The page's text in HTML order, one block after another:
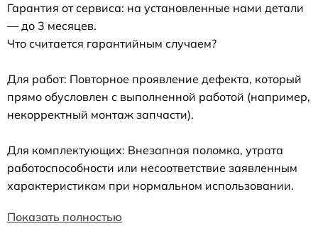
Гарантия от сервиса: на установленные нами детали
— до 3 месяцев.
Что считается гарантийным случаем?
Для работ: Повторное проявление дефекта, который
прямо обусловлен с выполненной работой (например,
некорректный монтаж запчасти).
Для комплектующих: Внезапная поломка, утрата
работоспособности или несоответствие заявленным
характеристикам при нормальном использовании.
Показать полностью